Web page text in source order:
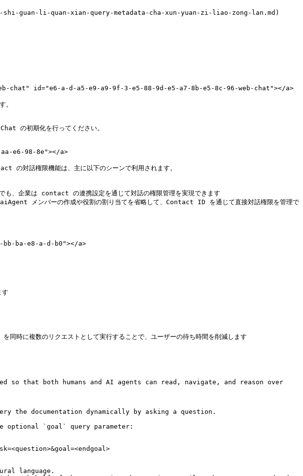
guan-li-quan-xian-query-metadata-cha-xun-yuan-zi-liao-zong-lan.md)
chat" id="e6-a-d-a5-e9-a9-9f-3-e5-88-9d-e5-a7-8b-e5-8c-96-web-chat"></a>
。
初期化を行ってください。
e6-98-8e"></a>
の対話権限機能は、主に以下のシーンで利用されます。
、企業は contact の連携設定を通じて対話の権限管理を実現できます
メンバーの作成や役割の割り当てを省略して、Contact ID を通じて直接対話権限を管理で
bb-ba-e8-a-d-b0"></a>
に複数のリクエストとして実行することで、ユーザーの待ち時間を削減します
so that both humans and AI agents can read, navigate, and reason over
documentation dynamically by asking a question.
optional `goal` query parameter:
language.